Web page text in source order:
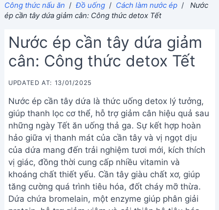
Công thức nấu ăn / Đồ uống / Cách làm nước ép /
Nước
ép cần tây dứa giảm cân: Công thức detox Tết
Nước ép cần tây dứa giảm
cân: Công thức detox Tết
UPDATED AT: 13/01/2025
Nước ép cần tây dứa là thức uống detox lý tưởng,
giúp thanh lọc cơ thể, hỗ trợ giảm cân hiệu quả sau
những ngày Tết ăn uống thả ga. Sự kết hợp hoàn
hảo giữa vị thanh mát của cần tây và vị ngọt dịu
của dứa mang đến trải nghiệm tươi mới, kích thích
vị giác, đồng thời cung cấp nhiều vitamin và
khoáng chất thiết yếu. Cần tây giàu chất xơ, giúp
tăng cường quá trình tiêu hóa, đốt cháy mỡ thừa.
Dứa chứa bromelain, một enzyme giúp phân giải